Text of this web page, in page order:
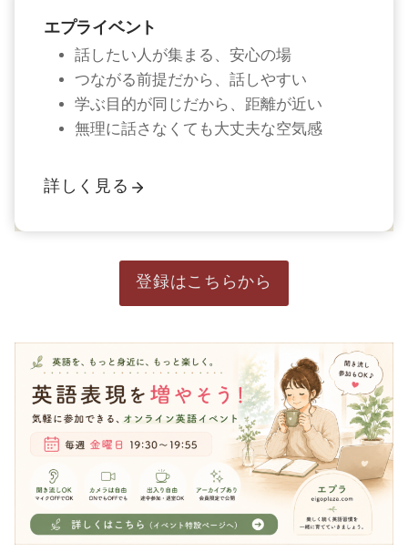
エプライベント
話したい人が集まる、安心の場
つながる前提だから、話しやすい
学ぶ目的が同じだから、距離が近い
無理に話さなくても大丈夫な空気感
詳しく見る
登録はこちらから